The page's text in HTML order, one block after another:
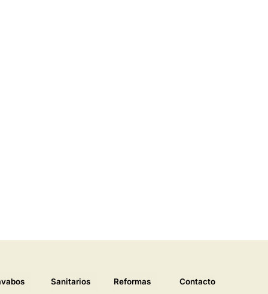
Sanitarios Reformas Contacto